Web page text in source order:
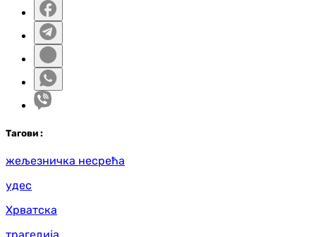
Тагови :
жељезничка несрећа
удес
Хрватска